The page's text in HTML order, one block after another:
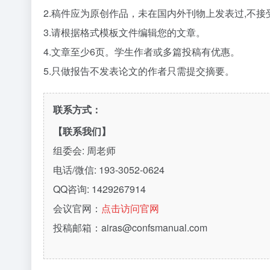
2.稿件应为原创作品，未在国内外刊物上发表过,不接
3.请根据格式模板文件编辑您的文章。
4.文章至少6页。学生作者或多篇投稿有优惠。
5.只做报告不发表论文的作者只需提交摘要。
联系方式：
【联系我们】
组委会: 周老师
电话/微信: 193-3052-0624
QQ咨询: 1429267914
会议官网： 点击访问官网
投稿邮箱：airas@confsmanual.com